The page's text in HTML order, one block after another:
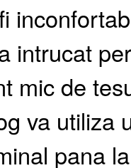
intrucat
mic de
va utiliza
pana